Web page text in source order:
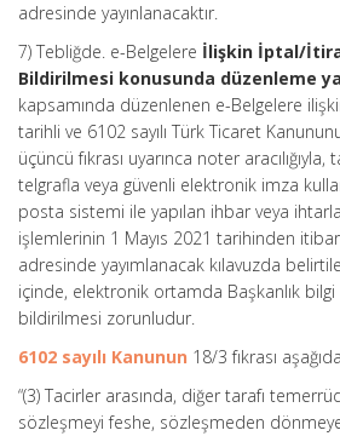
adresinde yayınlanacaktır.
7) Tebliğde. e-Belgelere İlişkin İptal/
Bildirilmesi konusunda düzenleme
kapsamında düzenlenen e-Belgelere
tarihli ve 6102 sayılı Türk Ticaret
üçüncü fıkrası uyarınca noter
telgrafla veya güvenli elektronik imza
posta sistemi ile yapılan ihbar veya
işlemlerinin 1 Mayıs 2021 tarihinden
adresinde yayımlanacak kılavuzda
içinde, elektronik ortamda Başkanlık
bildirilmesi zorunludur.
6102 sayılı Kanunun 18/3 fıkrası
“(3) Tacirler arasında, diğer tarafı
sözleşmeyi feshe, sözleşmeden